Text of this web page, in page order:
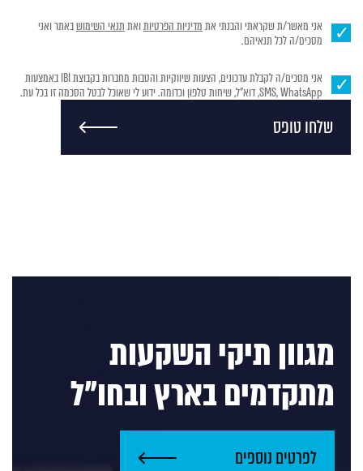
אני מאשר/ת שקראתי והבנתי את מדיניות הפרטיותואת תנאי השימושבאתר ואני
מסכים/ה לכל תנאיהם.
אני מסכים/ה לקבלת עדכונים, הצעות שיווקיות והטבות מחברות בקבוצת IBI באמצעות
SMS, WhatsApp, דוא"ל, שיחות טלפון וכדומה. ידוע לי שאוכל לבטל הסכמה זו בכל עת.
שלחו טופס
מגוון תיקי השקעות
מתקדמים בארץ ובחו"ל
לפרטים נוספים